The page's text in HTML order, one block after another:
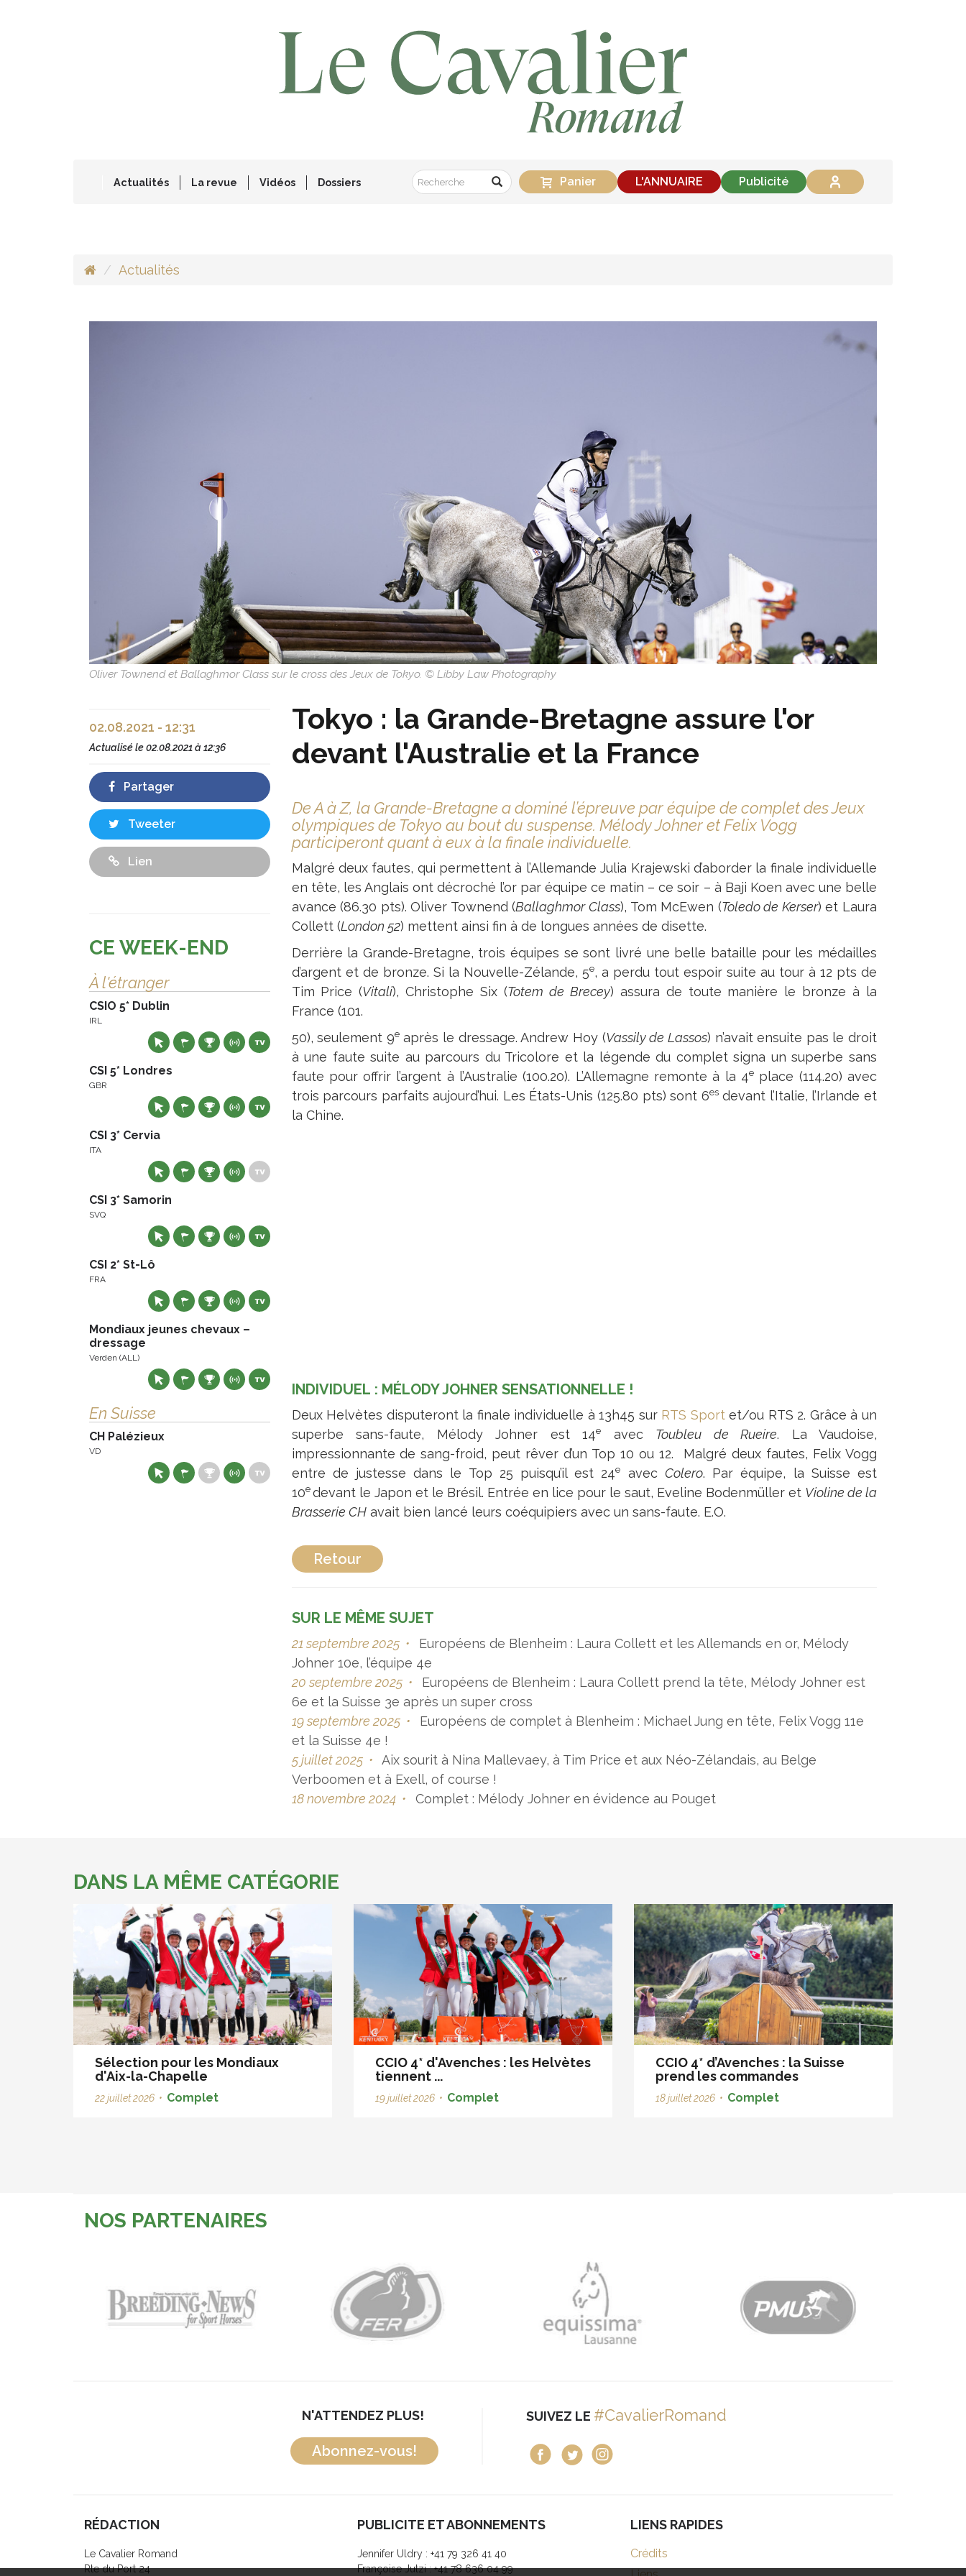
Actualités La revue Vidéos Dossiers Panier L'ANNUAIRE Publicité
Actualités
Oliver Townend et Ballaghmor Class sur le cross des Jeux de Tokyo. © Libby Law Photography
Tokyo : la Grande-Bretagne assure l'or
devant l'Australie et la France
De A à Z, la Grande-Bretagne a dominé l’épreuve par équipe de complet des Jeux
olympiques de Tokyo au bout du suspense. Mélody Johner et Felix Vogg
participeront quant à eux à la finale individuelle.
Malgré deux fautes, qui permettent à l’Allemande Julia Krajewski d’aborder la finale individuelle
en tête, les Anglais ont décroché l’or par équipe ce matin – ce soir – à Baji Koen avec une belle
avance (86.30 pts). Oliver Townend (Ballaghmor Class), Tom McEwen (Toledo de Kerser) et Laura
Collett (London 52) mettent ainsi fin à de longues années de disette.
Derrière la Grande-Bretagne, trois équipes se sont livré une belle bataille pour les médailles
d’argent et de bronze. Si la Nouvelle-Zélande, 5e, a perdu tout espoir suite au tour à 12 pts de
Tim Price (Vitali), Christophe Six (Totem de Brecey) assura de toute manière le bronze à la
France (101.
50), seulement 9eaprès le dressage. Andrew Hoy (Vassily de Lassos) n’avait ensuite pas le droit
à une faute suite au parcours du Tricolore et la légende du complet signa un superbe sans
faute pour offrir l’argent à l’Australie (100.20). L’Allemagne remonte à la 4e place (114.20) avec
trois parcours parfaits aujourd’hui. Les États-Unis (125.80 pts) sont 6esdevant l’Italie, l’Irlande et
la Chine.
INDIVIDUEL : MÉLODY JOHNER SENSATIONNELLE !
Deux Helvètes disputeront la finale individuelle à 13h45 sur RTS Sportet/ou RTS 2. Grâce à un
superbe sans-faute, Mélody Johner est 14e avec Toubleu de Rueire. La Vaudoise,
impressionnante de sang-froid, peut rêver d’un Top 10 ou 12. Malgré deux fautes, Felix Vogg
entre de justesse dans le Top 25 puisqu’il est 24e avec Colero. Par équipe, la Suisse est
10edevant le Japon et le Brésil. Entrée en lice pour le saut, Eveline Bodenmüller et Violine de la
Brasserie CHavait bien lancé leurs coéquipiers avec un sans-faute. E.O.
Retour
SUR LE MÊME SUJET
21 septembre 2025 •
Européens de Blenheim : Laura Collett et les Allemands en or, Mélody
Johner 10e, l’équipe 4e
20 septembre 2025 •
Européens de Blenheim : Laura Collett prend la tête, Mélody Johner est
6e et la Suisse 3e après un super cross
19 septembre 2025 •
Européens de complet à Blenheim : Michael Jung en tête, Felix Vogg 11e
et la Suisse 4e !
5 juillet 2025 •
Aix sourit à Nina Mallevaey, à Tim Price et aux Néo-Zélandais, au Belge
Verboomen et à Exell, of course !
18 novembre 2024 • Complet : Mélody Johner en évidence au Pouget
02.08.2021 - 12:31
Actualisé le02.08.2021 à 12:36
Partager
Tweeter
Lien
CE WEEK-END
À l'étranger
CSIO 5* Dublin
IRL
CSI 5* Londres
GBR
CSI 3* Cervia
ITA
CSI 3* Samorin
SVQ
CSI 2* St-Lô
FRA
Mondiaux jeunes chevaux –
dressage
Verden (ALL)
En Suisse
CH Palézieux
VD
DANS LA MÊME CATÉGORIE
Sélection pour les Mondiaux
d'Aix-la-Chapelle
22 juillet 2026 • Complet
CCIO 4* d'Avenches : les Helvètes
tiennent ...
19 juillet 2026 • Complet
CCIO 4* d’Avenches : la Suisse
prend les commandes
18 juillet 2026 • Complet
NOS PARTENAIRES
N'ATTENDEZ PLUS!
Abonnez-vous!
SUIVEZ LE #CavalierRomand
RÉDACTION
Le Cavalier Romand
Rte du Port 24
PUBLICITE ET ABONNEMENTS
Jennifer Uldry : +41 79 326 41 40
Françoise Jutzi : +41 78 636 04 99
LIENS RAPIDES
Crédits